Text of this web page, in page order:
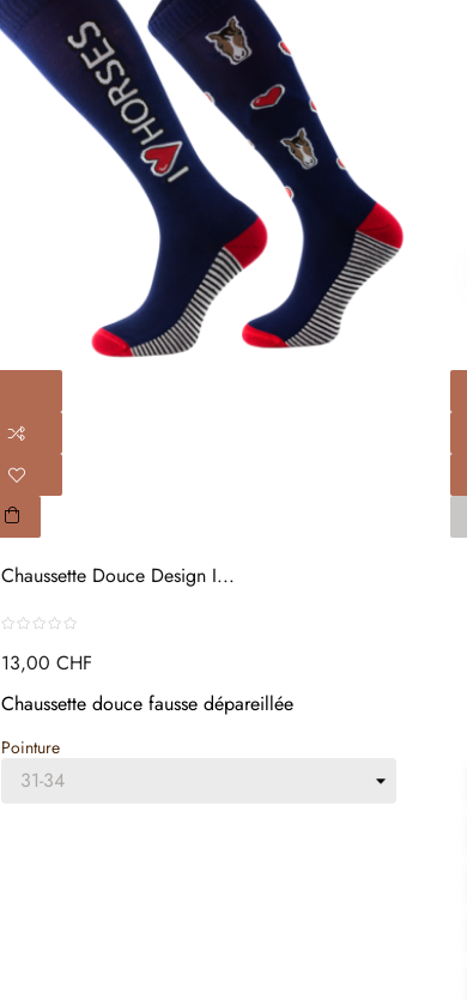
Chaussette Douce Design I...
13,00 CHF
Chaussette douce fausse dépareillée
Pointure